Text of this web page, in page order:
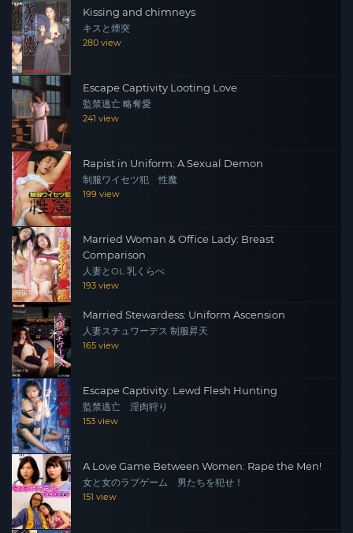
Kissing and chimneys
キスと煙突
280 view
Escape Captivity Looting Love
監禁逃亡 略奪愛
241 view
Rapist in Uniform: A Sexual Demon
制服ワイセツ犯 性魔
199 view
Married Woman & Office Lady: Breast
Comparison
人妻とOL 乳くらべ
193 view
Married Stewardess: Uniform Ascension
人妻スチュワーデス 制服昇天
165 view
Escape Captivity: Lewd Flesh Hunting
監禁逃亡 淫肉狩り
153 view
A Love Game Between Women: Rape the Men!
女と女のラブゲーム 男たちを犯せ！
151 view